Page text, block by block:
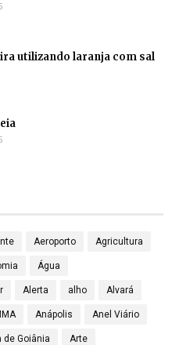
utilizando laranja com sal
Aeroporto Agricultura
Água
Alerta alho Alvará
Anápolis Anel Viário
de Goiânia Arte